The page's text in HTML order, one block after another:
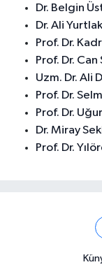
Dr. Belgin
Dr. Ali Yurtlak
Prof. Dr.
Prof. Dr. Can
Uzm. Dr. Ali
Prof. Dr.
Prof. Dr.
Dr. Miray
Prof. Dr.